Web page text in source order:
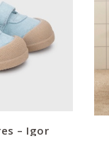
– Igor